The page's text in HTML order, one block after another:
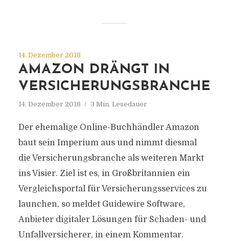
14. Dezember 2018
AMAZON DRÄNGT IN
VERSICHERUNGSBRANCHE
14. Dezember 2018 3 Min. Lesedauer
Der ehemalige Online-Buchhändler Amazon
baut sein Imperium aus und nimmt diesmal
die Versicherungsbranche als weiteren Markt
ins Visier. Ziel ist es, in Großbritannien ein
Vergleichsportal für Versicherungsservices zu
launchen, so meldet Guidewire Software,
Anbieter digitaler Lösungen für Schaden- und
Unfallversicherer, in einem Kommentar.